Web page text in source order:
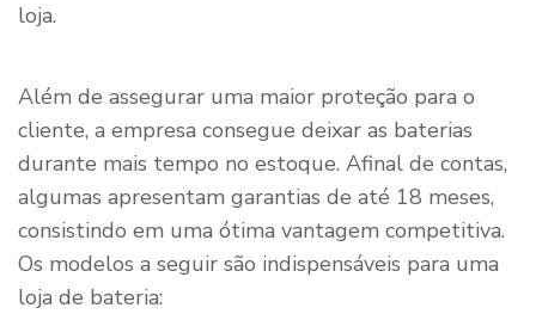
loja.
Além de assegurar uma maior proteção para o
cliente, a empresa consegue deixar as baterias
durante mais tempo no estoque. Afinal de contas,
algumas apresentam garantias de até 18 meses,
consistindo em uma ótima vantagem competitiva.
Os modelos a seguir são indispensáveis para uma
loja de bateria: